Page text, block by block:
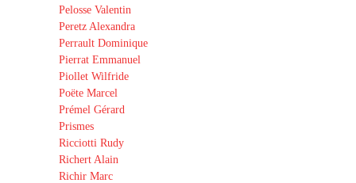
Pelosse Valentin
Peretz Alexandra
Perrault Dominique
Pierrat Emmanuel
Piollet Wilfride
Poëte Marcel
Prémel Gérard
Prismes
Ricciotti Rudy
Richert Alain
Richir Marc